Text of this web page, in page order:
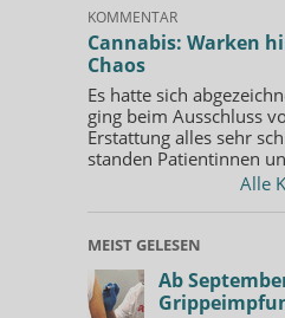
KOMMENTAR
Cannabis: Warken
Chaos
Es hatte sich
ging beim Ausschluss
Erstattung alles sehr
standen Patientinnen
Alle
MEIST GELESEN
Ab